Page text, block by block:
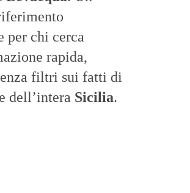
per chi cerca
rapida,
filtri sui fatti di
e dell’intera Sicilia.